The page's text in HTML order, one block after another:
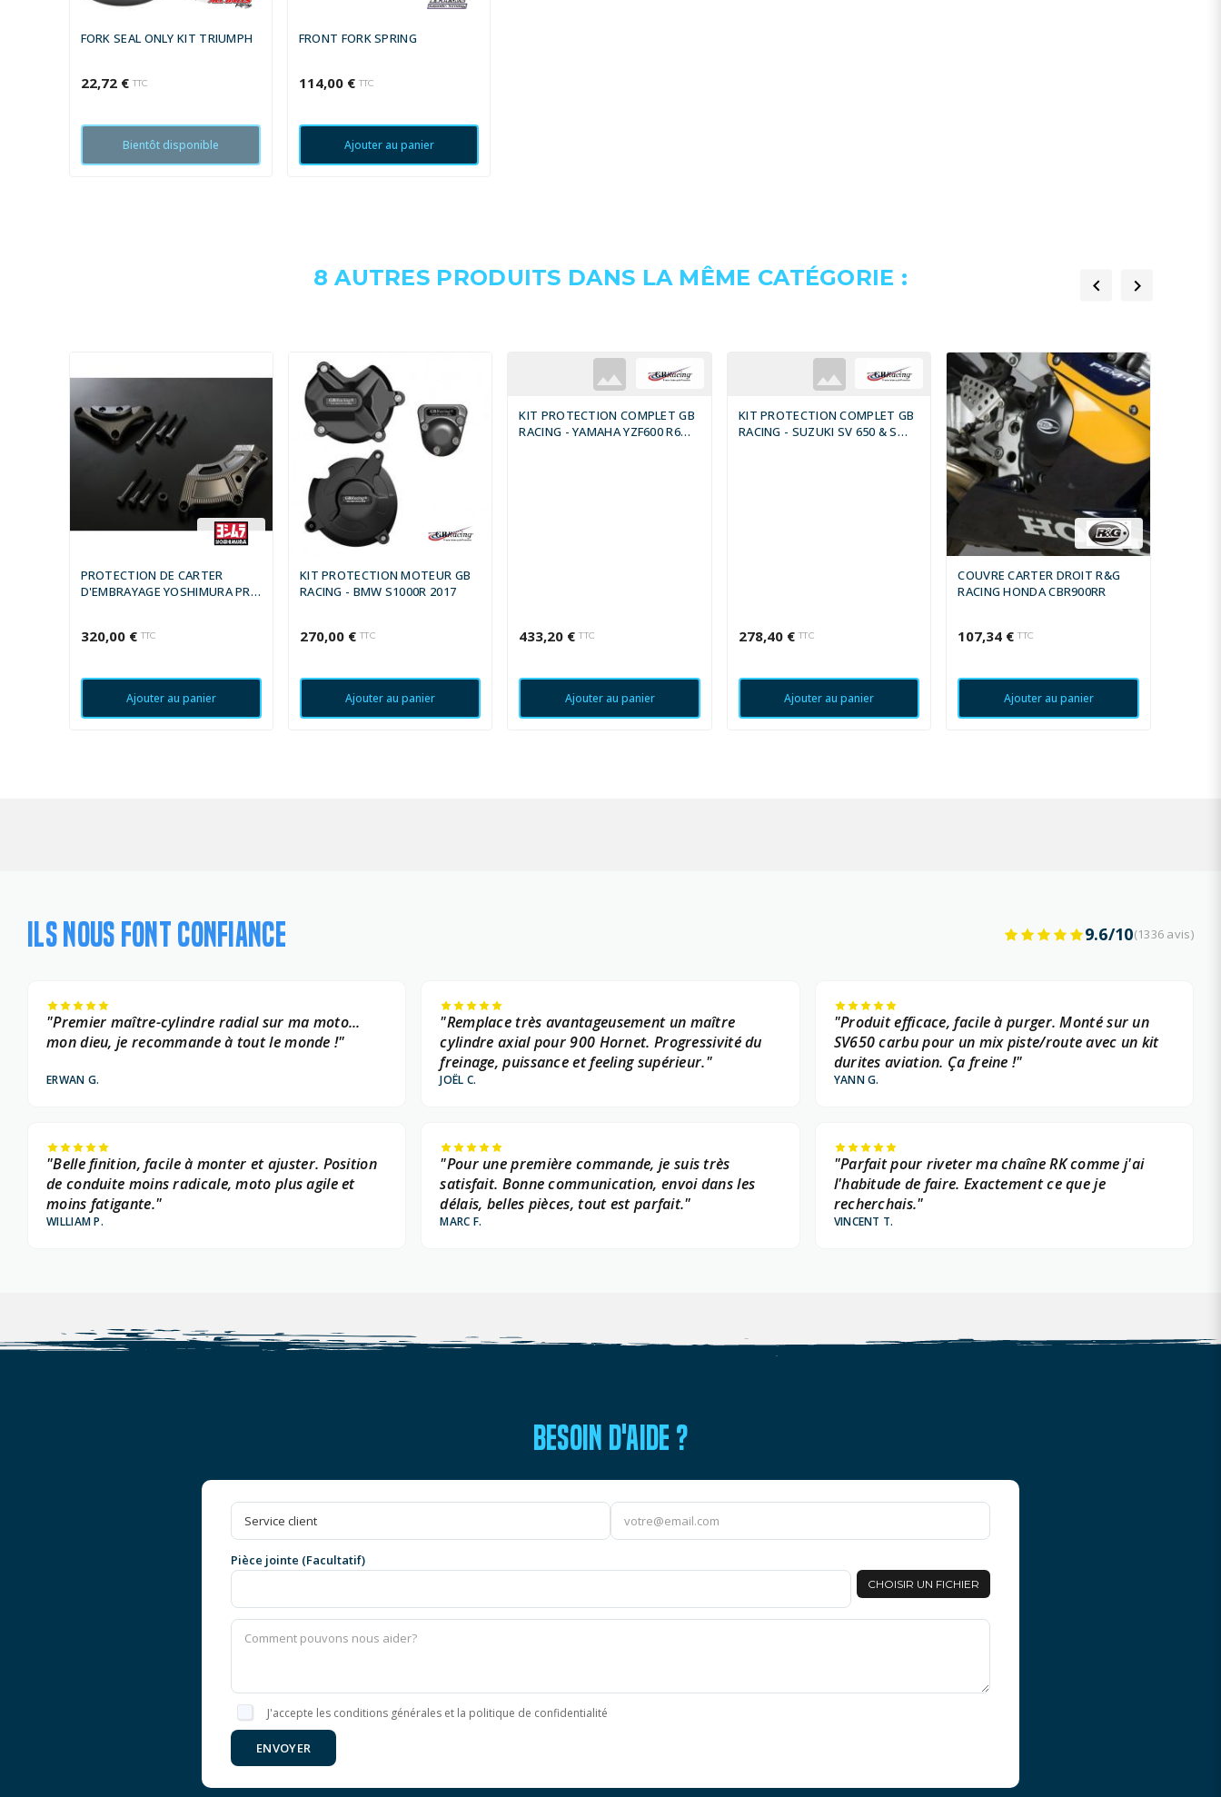
FORK SEAL ONLY KIT TRIUMPH
22,72 € TTC
Bientôt disponible
FRONT FORK SPRING
114,00 € TTC
Ajouter au panier
8 AUTRES PRODUITS DANS LA MÊME CATÉGORIE :  
PROTECTION DE CARTER
D'EMBRAYAGE YOSHIMURA PRO
320,00 € TTC
Ajouter au panier
KIT PROTECTION MOTEUR GB
RACING - BMW S1000R 2017
270,00 € TTC
Ajouter au panier
KIT PROTECTION COMPLET GB
RACING - YAMAHA YZF600 R6
433,20 € TTC
Ajouter au panier
KIT PROTECTION COMPLET GB
RACING - SUZUKI SV 650 & S
278,40 € TTC
Ajouter au panier
COUVRE CARTER DROIT R&G
RACING HONDA CBR900RR
107,34 € TTC
Ajouter au panier
ILS NOUS FONT CONFIANCE 9.6/10(1336 avis)
"Premier maître-cylindre radial sur ma moto...
mon dieu, je recommande à tout le monde !"
ERWAN G.
"Remplace très avantageusement un maître
cylindre axial pour 900 Hornet. Progressivité du
freinage, puissance et feeling supérieur."
JOËL C.
"Produit efficace, facile à purger. Monté sur un
SV650 carbu pour un mix piste/route avec un kit
durites aviation. Ça freine !"
YANN G.
"Belle finition, facile à monter et ajuster. Position
de conduite moins radicale, moto plus agile et
moins fatigante."
WILLIAM P.
"Pour une première commande, je suis très
satisfait. Bonne communication, envoi dans les
délais, belles pièces, tout est parfait."
MARC F.
"Parfait pour riveter ma chaîne RK comme j'ai
l'habitude de faire. Exactement ce que je
recherchais."
VINCENT T.
BESOIN D'AIDE ?
Pièce jointe (Facultatif)
CHOISIR UN FICHIER
J'accepte les conditions générales et la politique de confidentialité
ENVOYER